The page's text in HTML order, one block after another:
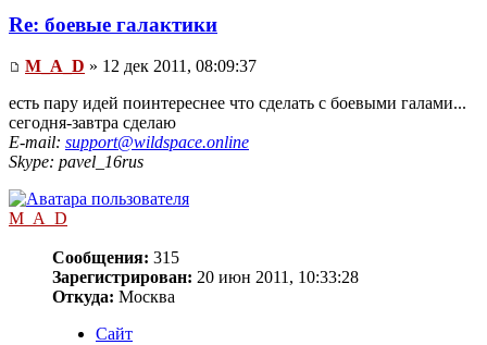
Re: боевые галактики
M_A_D » 12 дек 2011, 08:09:37
есть пару идей поинтереснее что сделать с боевыми галами...
сегодня-завтра сделаю
E-mail: support@wildspace.online
Skype: pavel_16rus
M_A_D
Сообщения: 315
Зарегистрирован: 20 июн 2011, 10:33:28
Откуда: Москва
Сайт